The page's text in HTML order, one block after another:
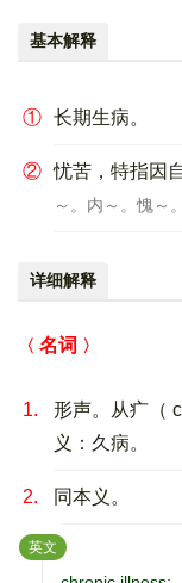
基本解释
① 长期生病。
② 忧苦，特指因
～。内～。愧～
详细解释
名词
1.
形声。从疒（
义：久病。
2. 同本义。
英文 ：